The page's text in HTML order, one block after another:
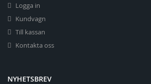
Logga in
Kundvagn
Till kassan
Kontakta oss
NYHETSBREV